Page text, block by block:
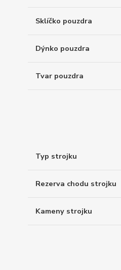
Sklíčko pouzdra
Dýnko pouzdra
Tvar pouzdra
Typ strojku
Rezerva chodu strojku
Kameny strojku